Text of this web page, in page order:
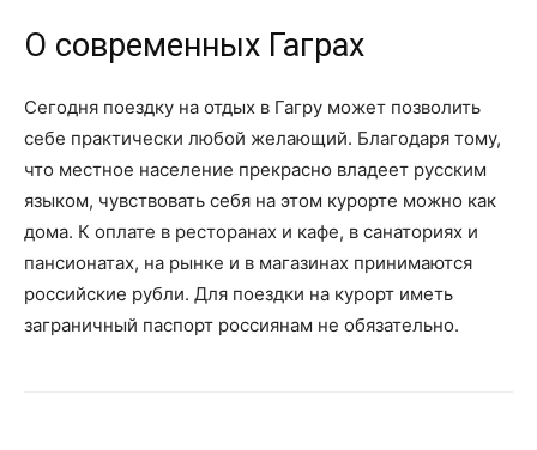
О современных Гаграх
Сегодня поездку на отдых в Гагру может позволить
себе практически любой желающий. Благодаря тому,
что местное население прекрасно владеет русским
языком, чувствовать себя на этом курорте можно как
дома. К оплате в ресторанах и кафе, в санаториях и
пансионатах, на рынке и в магазинах принимаются
российские рубли. Для поездки на курорт иметь
заграничный паспорт россиянам не обязательно.